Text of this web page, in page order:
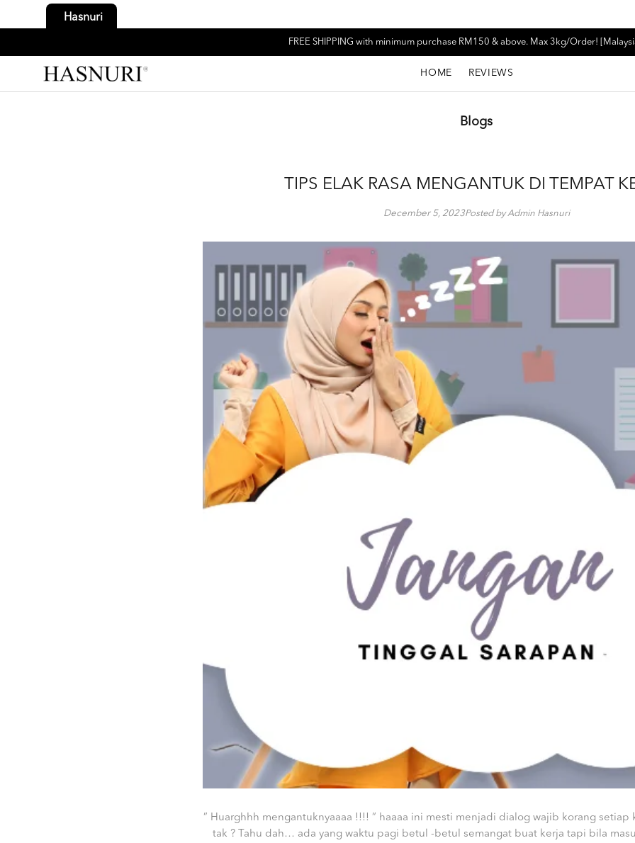
Hasnuri
FREE SHIPPING with minimum purchase RM150 & above. Max 3kg/Order!
HOME REVIEWS
Blogs
TIPS ELAK RASA MENGANTUK DI TEMPAT
December 5, 2023Posted by Admin Hasnuri
” Huarghhh mengantuknyaaaa !!!! ” haaaa ini mesti menjadi dialog wajib korang
tak ? Tahu dah… ada yang waktu pagi betul -betul semangat buat kerja tapi bila